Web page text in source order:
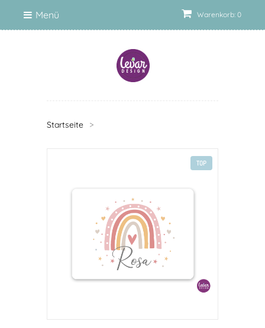
Warenkorb: 0
Menü
Startseite >
TOP